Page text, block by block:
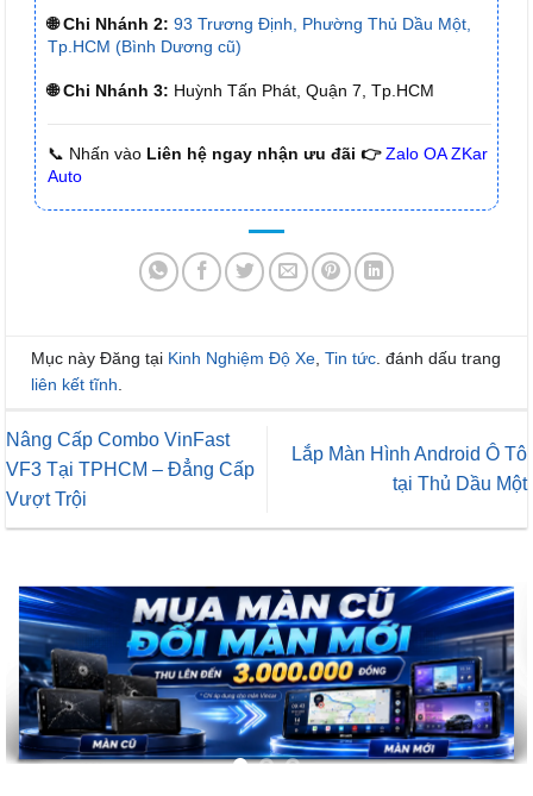
🌐 Chi Nhánh 2: 93 Trương Định, Phường Thủ Dầu Một,
Tp.HCM (Bình Dương cũ)
🌐 Chi Nhánh 3: Huỳnh Tấn Phát, Quận 7, Tp.HCM
📞 Nhấn vào Liên hệ ngay nhận ưu đãi 👉 Zalo OA ZKar
Auto
Mục này Đăng tại Kinh Nghiệm Độ Xe, Tin tức. đánh dấu trang
liên kết tĩnh.
Nâng Cấp Combo VinFast
VF3 Tại TPHCM – Đẳng Cấp
Vượt Trội
Lắp Màn Hình Android Ô Tô
tại Thủ Dầu Một